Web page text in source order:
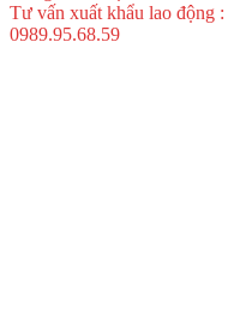
Tư vấn xuất khẩu lao động :
0989.95.68.59